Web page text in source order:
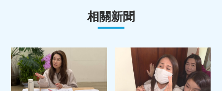
相關新聞